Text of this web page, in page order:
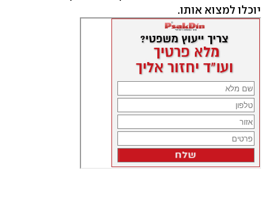
יוכלו למצוא אותו.